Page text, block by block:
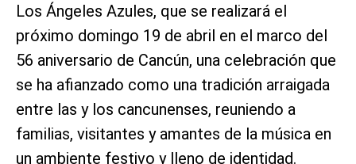
Los Ángeles Azules, que se realizará el
próximo domingo 19 de abril en el marco del
56 aniversario de Cancún, una celebración que
se ha afianzado como una tradición arraigada
entre las y los cancunenses, reuniendo a
familias, visitantes y amantes de la música en
un ambiente festivo y lleno de identidad.